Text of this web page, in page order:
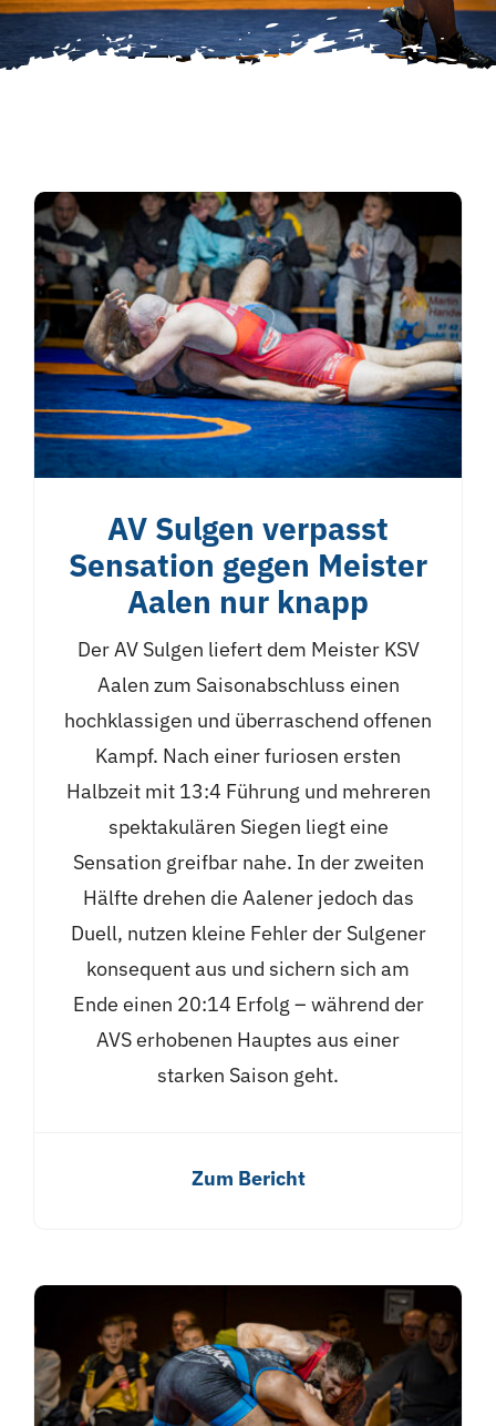
AV Sulgen verpasst
Sensation gegen Meister
Aalen nur knapp
Der AV Sulgen liefert dem Meister KSV
Aalen zum Saisonabschluss einen
hochklassigen und überraschend offenen
Kampf. Nach einer furiosen ersten
Halbzeit mit 13:4 Führung und mehreren
spektakulären Siegen liegt eine
Sensation greifbar nahe. In der zweiten
Hälfte drehen die Aalener jedoch das
Duell, nutzen kleine Fehler der Sulgener
konsequent aus und sichern sich am
Ende einen 20:14 Erfolg – während der
AVS erhobenen Hauptes aus einer
starken Saison geht.
Zum Bericht